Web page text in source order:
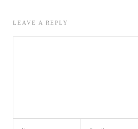
LEAVE A REPLY